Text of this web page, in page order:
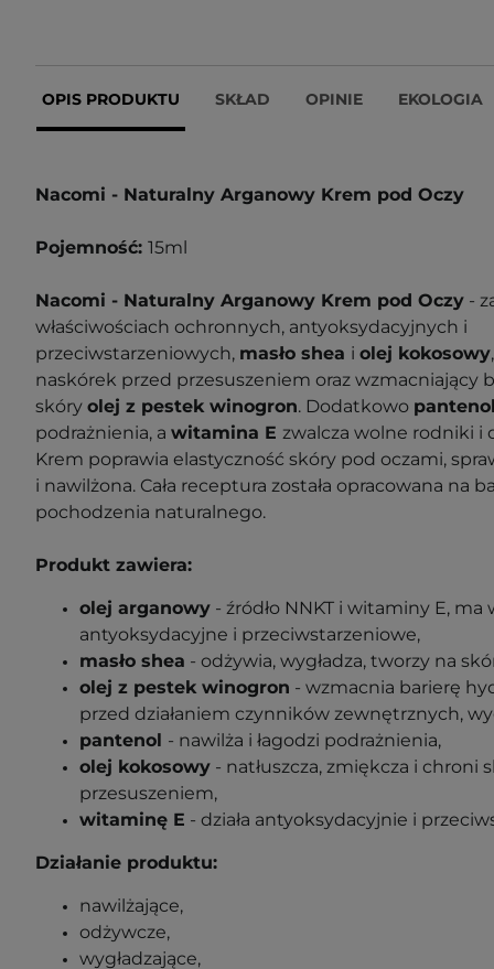
OPIS PRODUKTU SKŁAD OPINIE EKOLOGIA
Nacomi - Naturalny Arganowy Krem pod Oczy
Pojemność: 15ml
Nacomi - Naturalny Arganowy Krem pod Oczy -
właściwościach ochronnych, antyoksydacyjnych i
przeciwstarzeniowych, masło shea i olej kokosowy
naskórek przed przesuszeniem oraz wzmacniający
skóry olej z pestek winogron. Dodatkowo pantenol
podrażnienia, a witamina E zwalcza wolne rodniki i
Krem poprawia elastyczność skóry pod oczami,
i nawilżona. Cała receptura została opracowana na
pochodzenia naturalnego.
Produkt zawiera:
olej arganowy - źródło NNKT i witaminy E, ma
antyoksydacyjne i przeciwstarzeniowe,
masło shea - odżywia, wygładza, tworzy na
olej z pestek winogron - wzmacnia barierę
przed działaniem czynników zewnętrznych,
pantenol - nawilża i łagodzi podrażnienia,
olej kokosowy - natłuszcza, zmiękcza i chroni
przesuszeniem,
witaminę E - działa antyoksydacyjnie i
Działanie produktu:
nawilżające,
odżywcze,
wygładzające,